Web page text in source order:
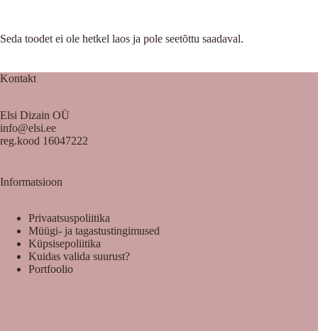
Seda toodet ei ole hetkel laos ja pole seetõttu saadaval.
Kontakt
Elsi Dizain OÜ
info@elsi.ee
reg.kood 16047222
Informatsioon
Privaatsuspoliitika
Müügi- ja tagastustingimused
Küpsisepoliitika
Kuidas valida suurust?
Portfoolio